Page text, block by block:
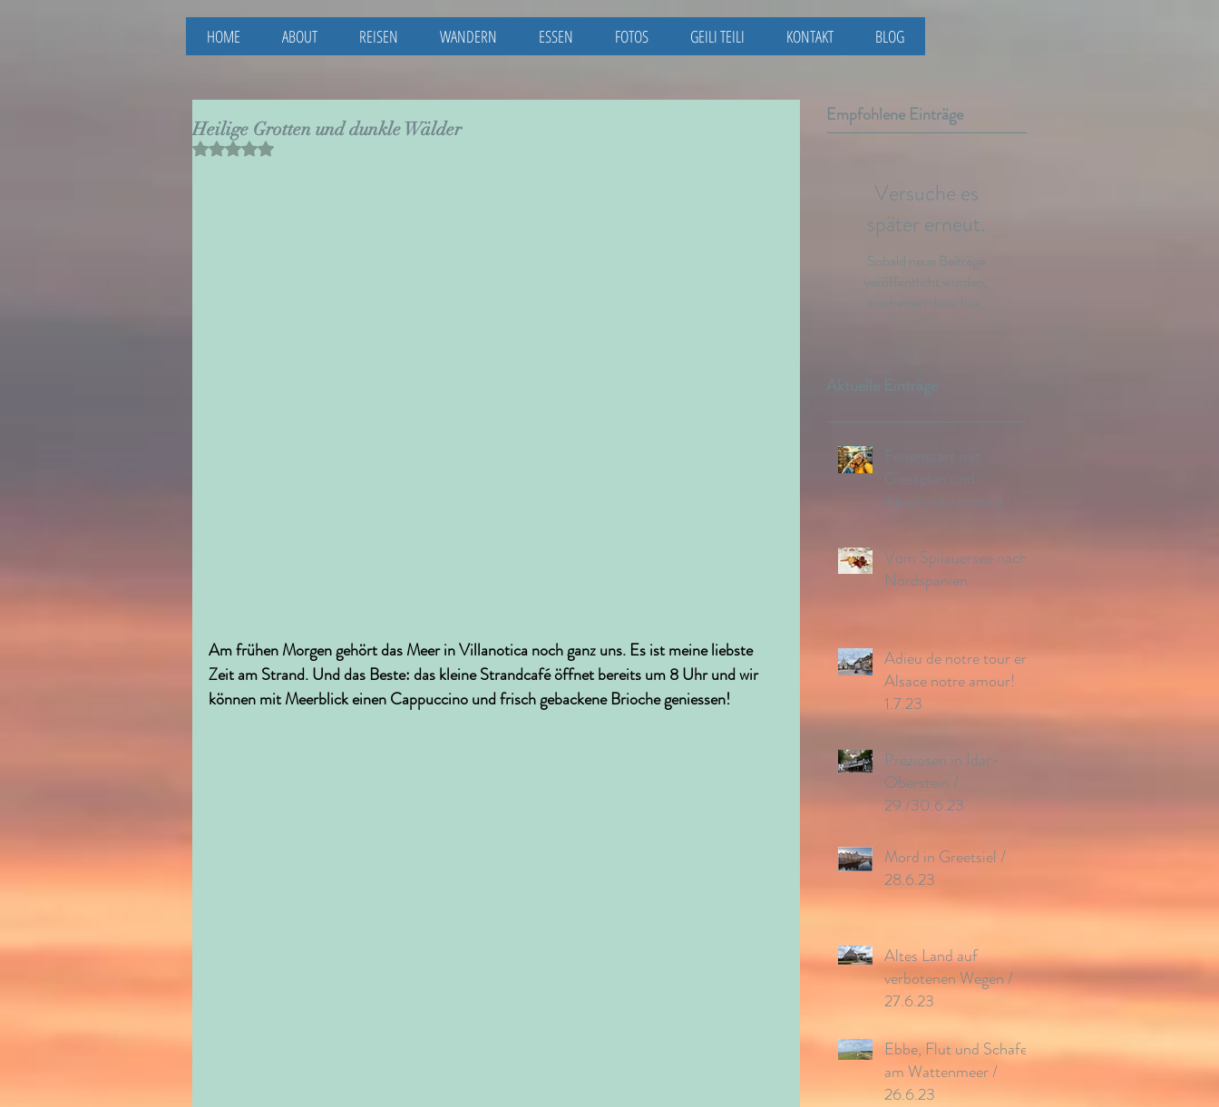
HOME ABOUT REISEN WANDERN ESSEN FOTOS GEILI TEILI KONTAKT BLOG
Heilige Grotten und dunkle Wälder
Mit NaN von 5 Sternen bewertet.
Am frühen Morgen gehört das Meer in Villanotica noch ganz uns. Es ist meine liebste
Zeit am Strand. Und das Beste: das kleine Strandcafé öffnet bereits um 8 Uhr und wir
können mit Meerblick einen Cappuccino und frisch gebackene Brioche geniessen!
Empfohlene Einträge
Versuche es
später erneut.
Sobald neue Beiträge
veröffentlicht wurden,
erscheinen diese hier.
Abschiedsschmerz
Vom Spilauersee nach
Nordspanien
Adieu de notre tour en
Alsace notre amour!
1.7.23
Preziosen in Idar-
Oberstein /
29./30.6.23
Mord in Greetsiel /
28.6.23
Altes Land auf
verbotenen Wegen /
27.6.23
Ebbe, Flut und Schafe
am Wattenmeer /
26.6.23